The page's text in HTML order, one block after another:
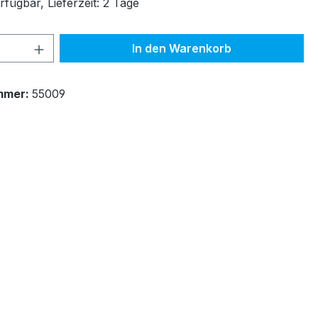
Lieferzeit: 2 Tage
Anzahl: Gib den gewünschten Wert
In den Warenkorb
55009